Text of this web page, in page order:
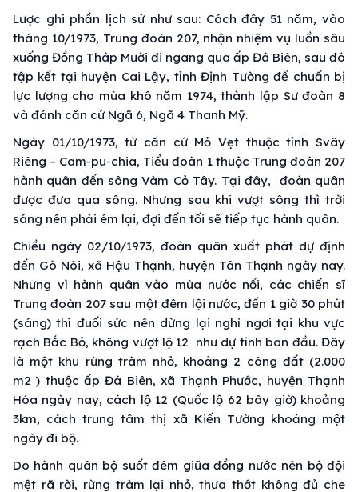
Lược ghi phần lịch sử như sau: Cách đây 51 năm, vào
tháng 10/1973, Trung đoàn 207, nhận nhiệm vụ luồn sâu
xuống Đồng Tháp Mười đi ngang qua ấp Đá Biên, sau đó
tập kết tại huyện Cai Lậy, tỉnh Định Tường để chuẩn bị
lực lượng cho mùa khô năm 1974, thành lập Sư đoàn 8
và đánh căn cứ Ngã 6, Ngã 4 Thanh Mỹ.
Ngày 01/10/1973, từ căn cứ Mỏ Vẹt thuộc tỉnh Svây
Riêng – Cam-pu-chia, Tiểu đoàn 1 thuộc Trung đoàn 207
hành quân đến sông Vàm Cỏ Tây. Tại đây, đoàn quân
được đưa qua sông. Nhưng sau khi vượt sông thì trời
sáng nên phải ém lại, đợi đến tối sẽ tiếp tục hành quân.
Chiều ngày 02/10/1973, đoàn quân xuất phát dự định
đến Gò Nôi, xã Hậu Thạnh, huyện Tân Thạnh ngày nay.
Nhưng vì hành quân vào mùa nước nổi, các chiến sĩ
Trung đoàn 207 sau một đêm lội nước, đến 1 giờ 30 phút
(sáng) thì đuối sức nên dừng lại nghỉ ngơi tại khu vực
rạch Bắc Bỏ, không vượt lộ 12 như dự tính ban đầu. Đây
là một khu rừng tràm nhỏ, khoảng 2 công đất (2.000
m2 ) thuộc ấp Đá Biên, xã Thạnh Phước, huyện Thạnh
Hóa ngày nay, cách lộ 12 (Quốc lộ 62 bây giờ) khoảng
3km, cách trung tâm thị xã Kiến Tường khoảng một
ngày đi bộ.
Do hành quân bộ suốt đêm giữa đồng nước nên bộ đội
mệt rã rời, rừng tràm lại nhỏ, thưa thớt không đủ che